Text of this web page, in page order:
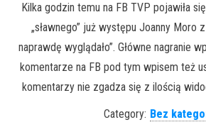
Kilka godzin temu na FB TVP pojawiła
„sławnego” już występu Joanny Moro
naprawdę wyglądało”. Główne nagranie
komentarze na FB pod tym wpisem też
komentarzy nie zgadza się z ilością
Category: Bez